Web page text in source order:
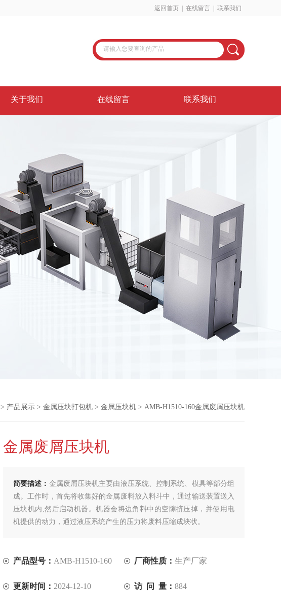
返回首页 在线留言 联系我们
关于我们 在线留言 联系我们
> 产品展示 > 金属压块打包机 > 金属压块机 > AMB-H1510-160金属废屑压块机
金属废屑压块机
简要描述： 金属废屑压块机主要由液压系统、控制系统、模具等部分组
成。工作时，首先将收集好的金属废料放入料斗中，通过输送装置送入
压块机内,然后启动机器。机器会将边角料中的空隙挤压掉，并使用电
机提供的动力，通过液压系统产生的压力将废料压缩成块状。
产品型号： AMB-H1510-160 厂商性质： 生产厂家
更新时间： 2024-12-10 访 问 量： 884